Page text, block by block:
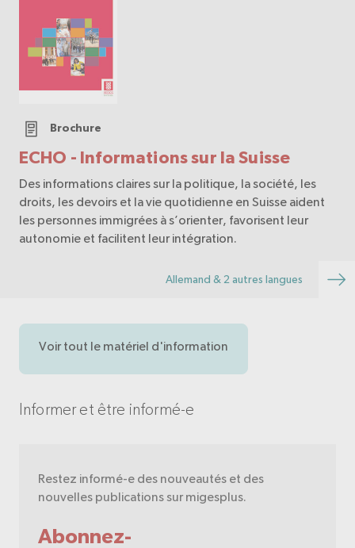
ECHO - Informations sur la Suisse
Brochure
Des informations claires sur la politique, la société, les
droits, les devoirs et la vie quotidienne en Suisse aident
les personnes immigrées à s’orienter, favorisent leur
autonomie et facilitent leur intégration.
Allemand & 2 autres langues
Voir tout le matériel d'information
Informer et être informé-e
Restez informé-e des nouveautés et des
nouvelles publications sur migesplus.
Abonnez-